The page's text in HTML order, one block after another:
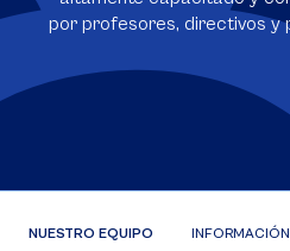
por profesores, directivos y
NUESTRO EQUIPO